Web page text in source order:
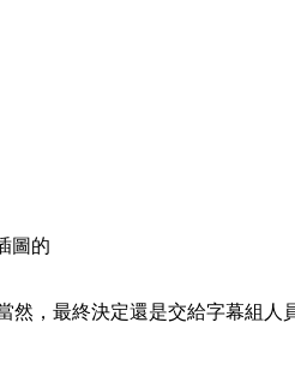
圖的
然，最終決定還是交給字幕組人